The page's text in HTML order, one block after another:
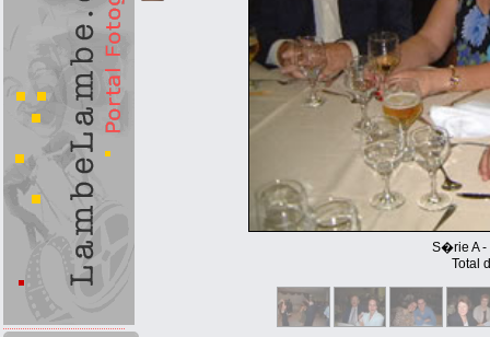
S�rie A -
Total